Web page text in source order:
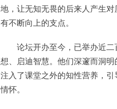
地，让无知无畏的后来人产生
有不断向上的支点。
论坛开办至今，已举办近
想、启迪智慧。他们深邃而洞
注入了课堂之外的知性营养，
情怀。